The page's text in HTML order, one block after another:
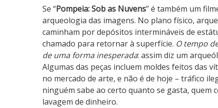
Se “Pompeia: Sob as Nuvens” é também um
arqueologia das imagens. No plano físico,
caminham por depósitos intermináveis de
chamado para retornar à superfície. O tempo
de uma forma inesperada: assim diz um
Algumas das peças incluem moldes feitos das
no mercado de arte, e não é de hoje – tráfico
ninguém sabe ao certo quanto se gasta, quem
lavagem de dinheiro.